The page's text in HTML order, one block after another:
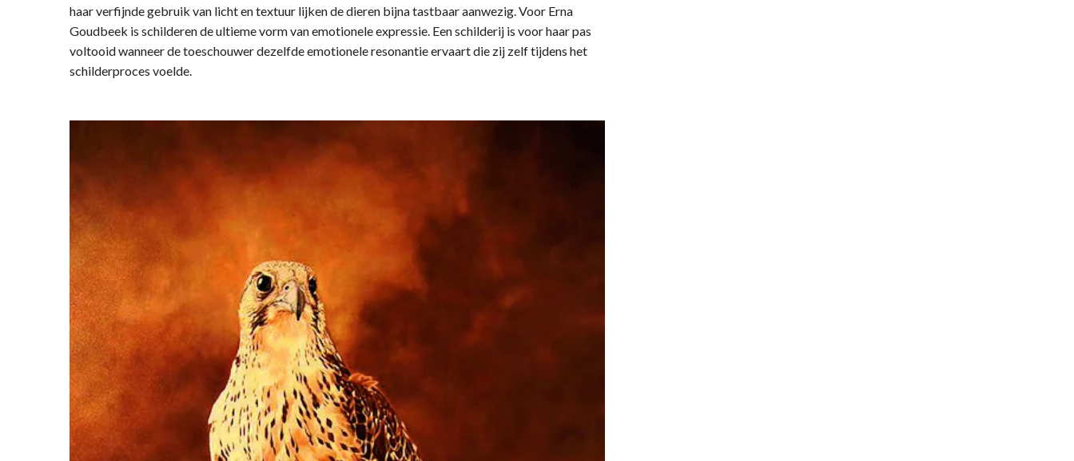
haar verfijnde gebruik van licht en textuur lijken de dieren bijna tastbaar aanwezig. Voor Erna
Goudbeek is schilderen de ultieme vorm van emotionele expressie. Een schilderij is voor haar pas
voltooid wanneer de toeschouwer dezelfde emotionele resonantie ervaart die zij zelf tijdens het
schilderproces voelde.